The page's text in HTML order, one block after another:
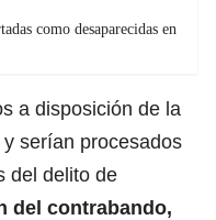
como desaparecidas en
a disposición de la
serían procesados
del delito de
del contrabando,